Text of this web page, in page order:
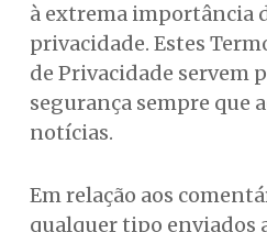
à extrema importância
privacidade. Estes
de Privacidade servem
segurança sempre que
notícias.
Em relação aos
qualquer tipo enviados